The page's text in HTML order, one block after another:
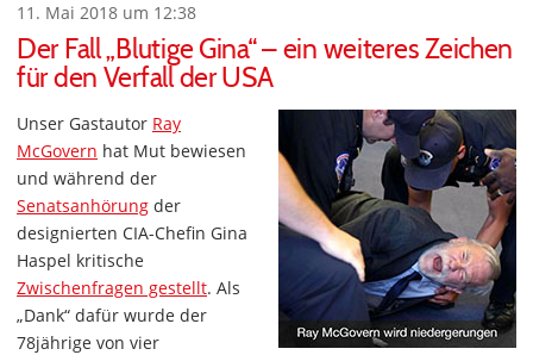
11. Mai 2018 um 12:38
Der Fall „Blutige Gina“ – ein weiteres Zeichen
für den Verfall der USA
Unser Gastautor Ray
McGovern hat Mut bewiesen
und während der
Senatsanhörung der
designierten CIA-Chefin Gina
Haspel kritische
Zwischenfragen gestellt. Als
„Dank“ dafür wurde der
78jährige von vier